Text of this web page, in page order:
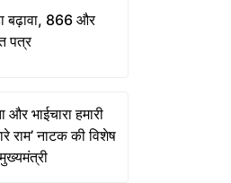
बढ़ावा, 866 और
पत्र
और भाईचारा हमारी
राम’ नाटक की विशेष